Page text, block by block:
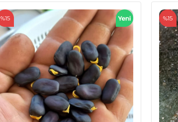
%15 %15